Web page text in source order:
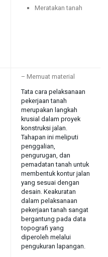
Meratakan tanah
– Memuat material
Tata cara pelaksanaan
pekerjaan tanah
merupakan langkah
krusial dalam proyek
konstruksi jalan.
Tahapan ini meliputi
penggalian,
pengurugan, dan
pemadatan tanah untuk
membentuk kontur jalan
yang sesuai dengan
desain. Keakuratan
dalam pelaksanaan
pekerjaan tanah sangat
bergantung pada data
topografi yang
diperoleh melalui
pengukuran lapangan.